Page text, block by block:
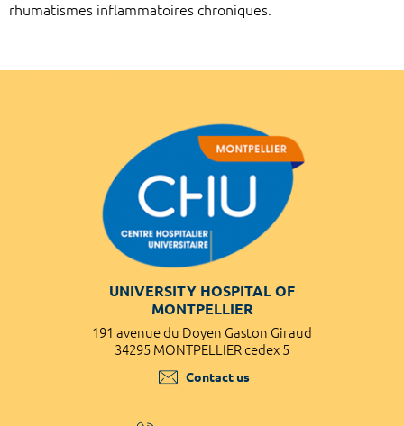
rhumatismes inflammatoires chroniques.
UNIVERSITY HOSPITAL OF
MONTPELLIER
191 avenue du Doyen Gaston Giraud
34295 MONTPELLIER cedex 5
Contact us